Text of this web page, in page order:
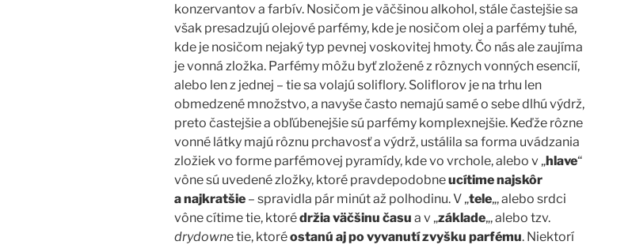
konzervantov a farbív. Nosičom je väčšinou alkohol, stále častejšie sa
však presadzujú olejové parfémy, kde je nosičom olej a parfémy tuhé,
kde je nosičom nejaký typ pevnej voskovitej hmoty. Čo nás ale zaujíma
je vonná zložka. Parfémy môžu byť zložené z rôznych vonných esencií,
alebo len z jednej – tie sa volajú soliflory. Soliflorov je na trhu len
obmedzené množstvo, a navyše často nemajú samé o sebe dlhú výdrž,
preto častejšie a obľúbenejšie sú parfémy komplexnejšie. Keďže rôzne
vonné látky majú rôznu prchavosť a výdrž, ustálila sa forma uvádzania
zložiek vo forme parfémovej pyramídy, kde vo vrchole, alebo v „hlave“
vône sú uvedené zložky, ktoré pravdepodobneucítime najskôr
a najkratšie – spravidla pár minút až polhodinu. V „tele„, alebo srdci
vône cítime tie, ktorédržia väčšinu času a v „základe„, alebo tzv.
drydowne tie, ktoréostanú aj po vyvanutí zvyšku parfému. Niektorí